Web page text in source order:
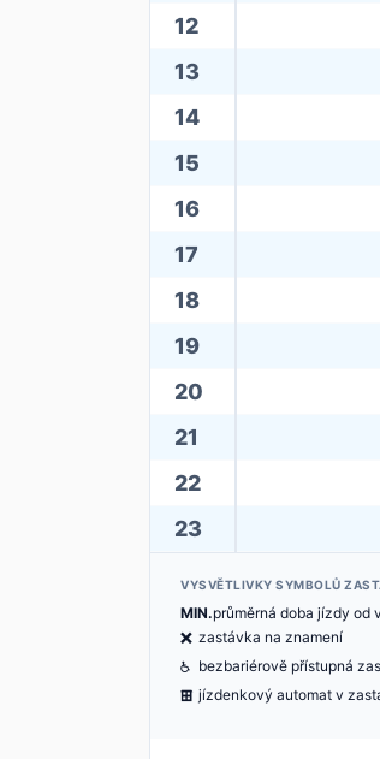
12
13
14
15
16
17
18
19
20
21
22
23
VYSVĚTLIVKY SYMBOLŮ
MIN.průměrná doba jízdy od
ë zastávka na znamení
@ bezbariérově přístupná
æ jízdenkový automat v